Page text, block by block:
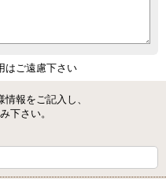
はご遠慮下さい
報をご記入し、
下さい。